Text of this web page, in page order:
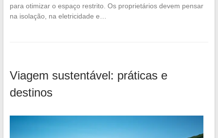
para otimizar o espaço restrito. Os proprietários devem pensar
na isolação, na eletricidade e…
Viagem sustentável: práticas e
destinos